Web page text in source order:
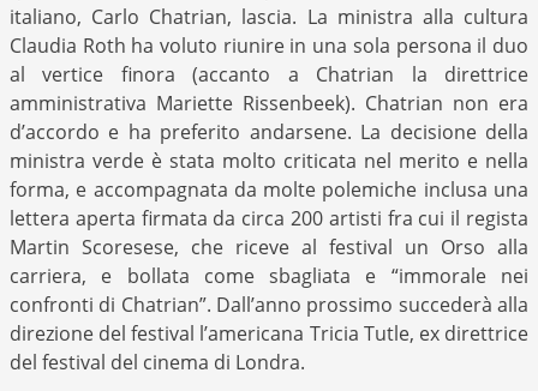
italiano, Carlo Chatrian, lascia. La ministra alla cultura
Claudia Roth ha voluto riunire in una sola persona il duo
al vertice finora (accanto a Chatrian la direttrice
amministrativa Mariette Rissenbeek). Chatrian non era
d’accordo e ha preferito andarsene. La decisione della
ministra verde è stata molto criticata nel merito e nella
forma, e accompagnata da molte polemiche inclusa una
lettera aperta firmata da circa 200 artisti fra cui il regista
Martin Scoresese, che riceve al festival un Orso alla
carriera, e bollata come sbagliata e “immorale nei
confronti di Chatrian”. Dall’anno prossimo succederà alla
direzione del festival l’americana Tricia Tutle, ex direttrice
del festival del cinema di Londra.